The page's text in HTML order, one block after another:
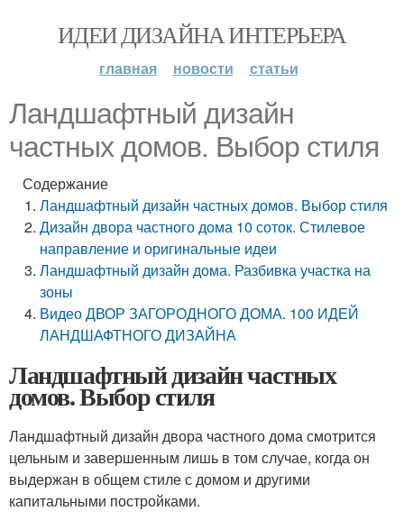
ИДЕИ ДИЗАЙНА ИНТЕРЬЕРА
главная новости статьи
Ландшафтный дизайн
частных домов. Выбор стиля
Содержание
Ландшафтный дизайн частных домов. Выбор стиля
Дизайн двора частного дома 10 соток. Стилевое
направление и оригинальные идеи
Ландшафтный дизайн дома. Разбивка участка на
зоны
Видео ДВОР ЗАГОРОДНОГО ДОМА. 100 ИДЕЙ
ЛАНДШАФТНОГО ДИЗАЙНА
Ландшафтный дизайн частных
домов. Выбор стиля
Ландшафтный дизайн двора частного дома смотрится
цельным и завершенным лишь в том случае, когда он
выдержан в общем стиле с домом и другими
капитальными постройками.